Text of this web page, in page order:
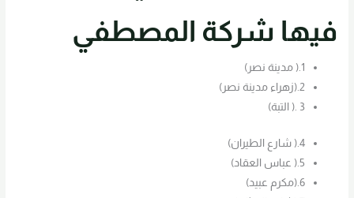
فيها شركة المصطفي
1.( مدينة نصر)
2.(زهراء مدينة نصر)
3 .( التبة)
4.( شارع الطيران)
5.( عباس العقاد)
6.(مكرم عبيد)